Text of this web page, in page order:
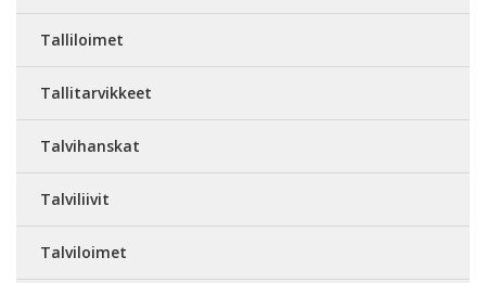
Talliloimet
Tallitarvikkeet
Talvihanskat
Talviliivit
Talviloimet